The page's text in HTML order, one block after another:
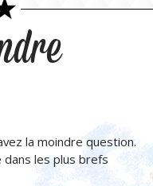
la moindre question.
les plus brefs